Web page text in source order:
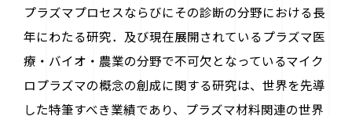
プラズマプロセスならびにその診断の分野における長
年にわたる研究．及び現在展開されているプラズマ医
療・バイオ・農業の分野で不可欠となっているマイク
ロプラズマの概念の創成に関する研究は、世界を先導
した特筆すべき業績であり、プラズマ材料関連の世界